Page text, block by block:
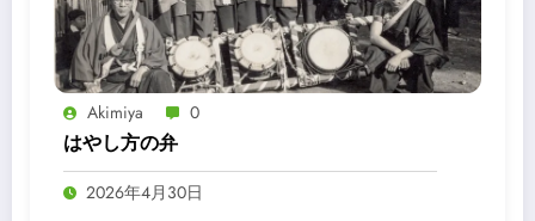
Akimiya 0
はやし方の弁
2026年4月30日